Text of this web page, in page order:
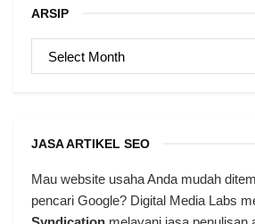
ARSIP
JASA ARTIKEL SEO
Mau website usaha Anda mudah
pencari Google? Digital Media Labs